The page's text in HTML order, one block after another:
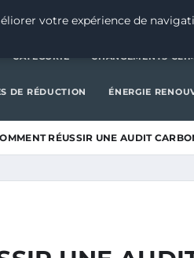
CATÉGORIE
CATÉGORIE CHANGEMENTS
DE RÉDUCTION ÉNERGIE
RÉUSSIR UNE AUDIT
votre expérience de